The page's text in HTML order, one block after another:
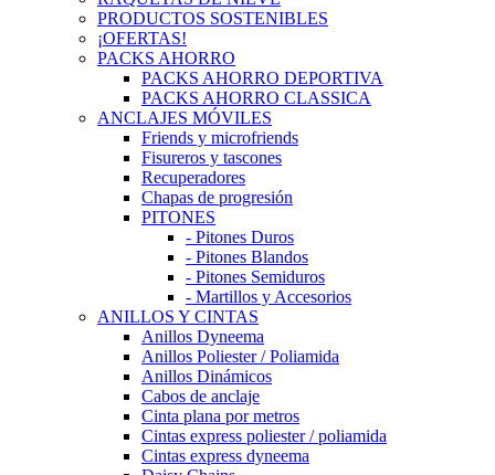
PRODUCTOS SOSTENIBLES
¡OFERTAS!
PACKS AHORRO
PACKS AHORRO DEPORTIVA
PACKS AHORRO CLASSICA
ANCLAJES MÓVILES
Friends y microfriends
Fisureros y tascones
Recuperadores
Chapas de progresión
PITONES
- Pitones Duros
- Pitones Blandos
- Pitones Semiduros
- Martillos y Accesorios
ANILLOS Y CINTAS
Anillos Dyneema
Anillos Poliester / Poliamida
Anillos Dinámicos
Cabos de anclaje
Cinta plana por metros
Cintas express poliester / poliamida
Cintas express dyneema